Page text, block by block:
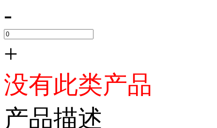
-
+
没有此类产品
产品描述